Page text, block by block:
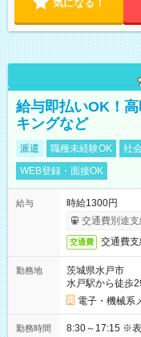
気になる！
給与即払いOK！
キングなど
派遣 職種未経験OK 社
WEB登録・面接OK
給与
時給1300円
交通費別途支
交通費 交通費支
勤務地
茨城県水戸市
水戸駅から徒歩
電子・機械系
勤務時間 8:30